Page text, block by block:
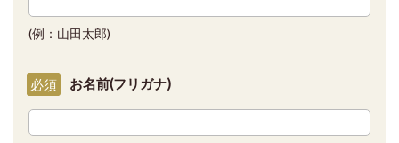
(例：山田太郎)
お名前(フリガナ)
必須